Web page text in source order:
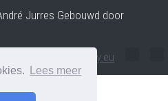
Lees meer
Jurres Gebouwd door